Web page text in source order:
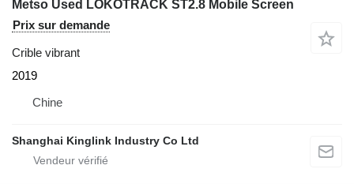
Metso Used LOKOTRACK ST2.8 Mobile Screen
Prix sur demande
Crible vibrant
2019
Chine
Shanghai Kinglink Industry Co Ltd